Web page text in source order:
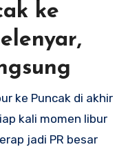
ke
ke Puncak di akhir
kali momen libur
jadi PR besar